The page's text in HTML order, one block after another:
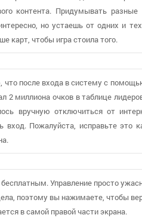
контента. Придумывать
но устаешь от одних и
карт, чтобы игра стоила того.
после входа в систему с
2 миллиона очков в таблице
вручную отключиться от
вход. Пожалуйста, исправьте это
Управление просто
поэтому вы нажимаете, чтобы
в самой правой части экрана.